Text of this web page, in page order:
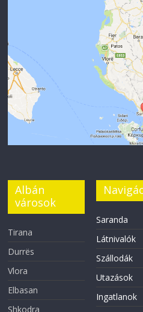
Albán
városok
Tirana
Durrës
Vlora
Elbasan
Shkodra
Saranda
Látnivalók
Szállodák
Utazások
Ingatlanok